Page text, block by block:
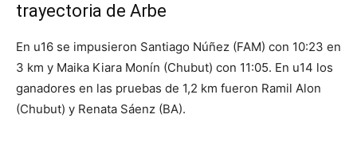
trayectoria de Arbe
En u16 se impusieron Santiago Núñez (FAM) con 10:23 en
3 km y Maika Kiara Monín (Chubut) con 11:05. En u14 los
ganadores en las pruebas de 1,2 km fueron Ramil Alon
(Chubut) y Renata Sáenz (BA).